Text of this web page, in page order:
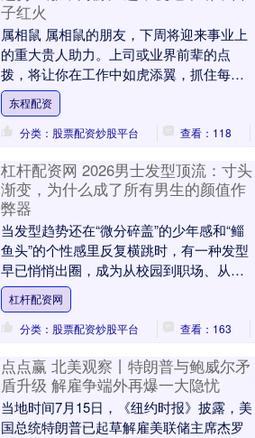
子红火
属相鼠 属相鼠的朋友，下周将迎来事业上
的重大贵人助力。上司或业界前辈的点
拨，将让你在工作中如虎添翼，抓住每一
个能带来财富的机会。尤其是中午时段的
财运最旺，投资项....
东程配资
分类：股票配资炒股平台
查看：118
杠杆配资网 2026男士发型顶流：寸头
渐变，为什么成了所有男生的颜值作
弊器
当发型趋势还在“微分碎盖”的少年感和“鲻
鱼头”的个性感里反复横跳时，有一种发型
早已悄悄出圈，成为从校园到职场、从欧
美到亚洲都通杀的“万能款”——寸头渐变
（Buz....
杠杆配资网
分类：股票配资炒股平台
查看：163
点点赢 北美观察丨特朗普与鲍威尔矛
盾升级 解雇争端外再爆一大隐忧
当地时间7月15日，《纽约时报》披露，美
国总统特朗普已起草解雇美联储主席杰罗